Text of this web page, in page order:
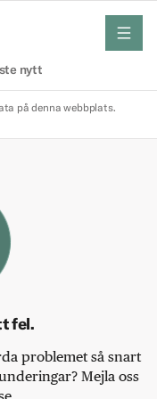
nytt
meny
på denna webbplats.
fel.
problemet så snart
Mejla oss